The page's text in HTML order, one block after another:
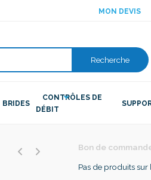
MON DEVIS
Recherche
BRIDES
CONTRÔLES DE
DÉBIT
Bon de
Pas de produits